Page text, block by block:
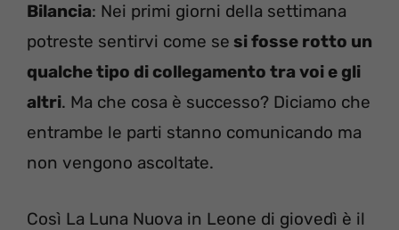
Bilancia: Nei primi giorni della settimana
potreste sentirvi come se si fosse rotto un
qualche tipo di collegamento tra voi e gli
altri. Ma che cosa è successo? Diciamo che
entrambe le parti stanno comunicando ma
non vengono ascoltate.
Così La Luna Nuova in Leone di giovedì è il